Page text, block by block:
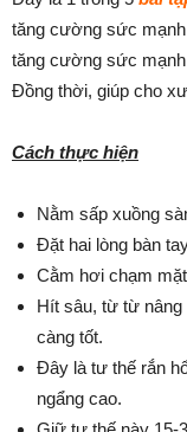
tăng cường sức
tăng cường sức
Đồng thời, giúp cho
Cách thực hiện
Nằm sấp xuồng
Đặt hai lòng bàn
Cằm hơi chạm
Hít sâu, từ từ nâng
càng tốt.
Đây là tư thế rắn
ngẩng cao.